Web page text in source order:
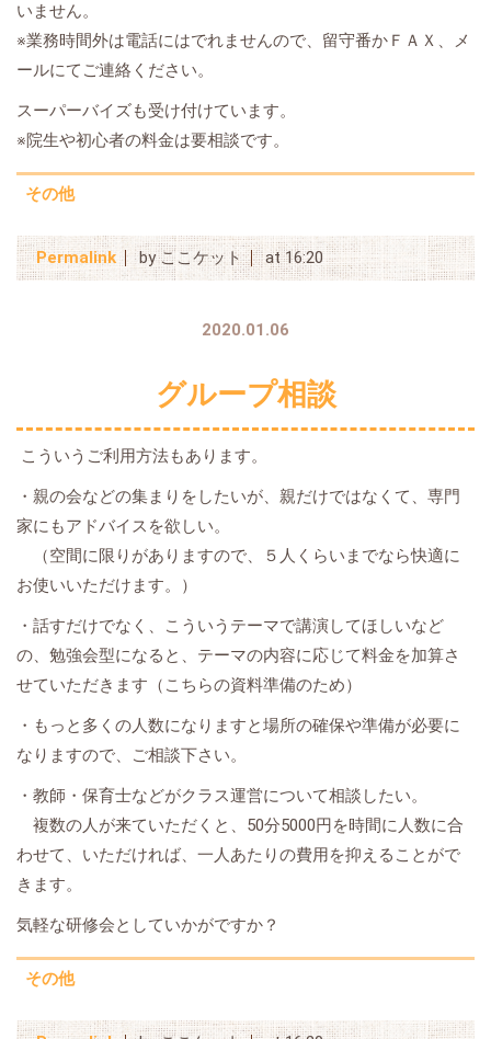
いません。
※業務時間外は電話にはでれませんので、留守番かＦＡＸ、メ
ールにてご連絡ください。
スーパーバイズも受け付けています。
※院生や初心者の料金は要相談です。
その他
Permalink by ここケット at 16:20
2020.01.06
グループ相談
こういうご利用方法もあります。
・親の会などの集まりをしたいが、親だけではなくて、専門
家にもアドバイスを欲しい。
（空間に限りがありますので、５人くらいまでなら快適に
お使いいただけます。）
・話すだけでなく、こういうテーマで講演してほしいなど
の、勉強会型になると、テーマの内容に応じて料金を加算さ
せていただきます（こちらの資料準備のため）
・もっと多くの人数になりますと場所の確保や準備が必要に
なりますので、ご相談下さい。
・教師・保育士などがクラス運営について相談したい。
複数の人が来ていただくと、50分5000円を時間に人数に合
わせて、いただければ、一人あたりの費用を抑えることがで
きます。
気軽な研修会としていかがですか？
その他